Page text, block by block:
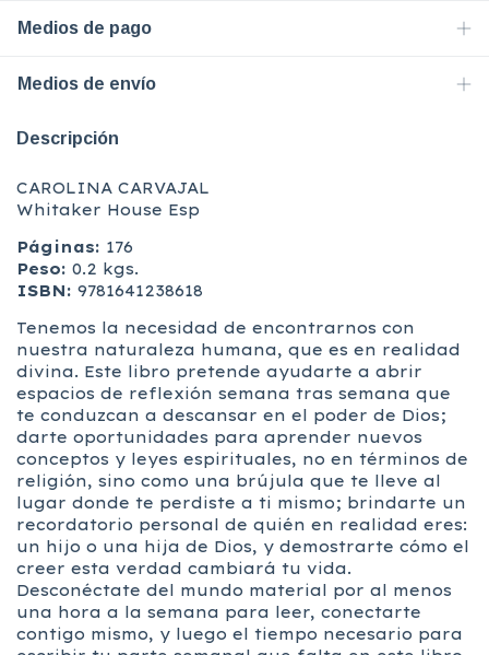
Medios de pago
Medios de envío
Descripción
CAROLINA CARVAJAL
Whitaker House Esp
Páginas: 176
Peso: 0.2 kgs.
ISBN: 9781641238618
Tenemos la necesidad de encontrarnos con
nuestra naturaleza humana, que es en realidad
divina. Este libro pretende ayudarte a abrir
espacios de reflexión semana tras semana que
te conduzcan a descansar en el poder de Dios;
darte oportunidades para aprender nuevos
conceptos y leyes espirituales, no en términos de
religión, sino como una brújula que te lleve al
lugar donde te perdiste a ti mismo; brindarte un
recordatorio personal de quién en realidad eres:
un hijo o una hija de Dios, y demostrarte cómo el
creer esta verdad cambiará tu vida.
Desconéctate del mundo material por al menos
una hora a la semana para leer, conectarte
contigo mismo, y luego el tiempo necesario para